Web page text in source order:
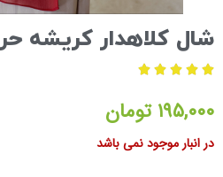
شال کلاهدار کریشه





۱۹۵,۰۰۰ تومان
در انبار موجود نمی باشد